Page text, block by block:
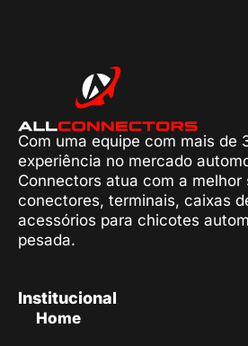
Com uma equipe com mais de
experiência no mercado
Connectors atua com a melhor
conectores, terminais, caixas
acessórios para chicotes
pesada.
Institucional
Home